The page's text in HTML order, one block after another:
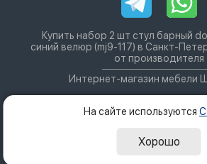
Купить набор 2 шт стул барный
синий велюр (mj9-117) в Санкт-
от производителя
Интернет-магазин мебели
На сайте используются
Хорошо